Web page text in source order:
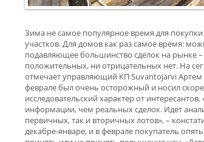
Зима не самое популярное время для
участков. Для домов как раз самое время:
подавляющее большинство сделок на рынке –
положительных, ни отрицательных нет. На
отмечает управляющий КП Suvantojärvi Артем
феврале был очень осторожный и носил
исследовательский характер от
информации, чем реальных сделок. Идет
первичных, так и вторичных лотов», –
декабре-январе, и в феврале покупатель